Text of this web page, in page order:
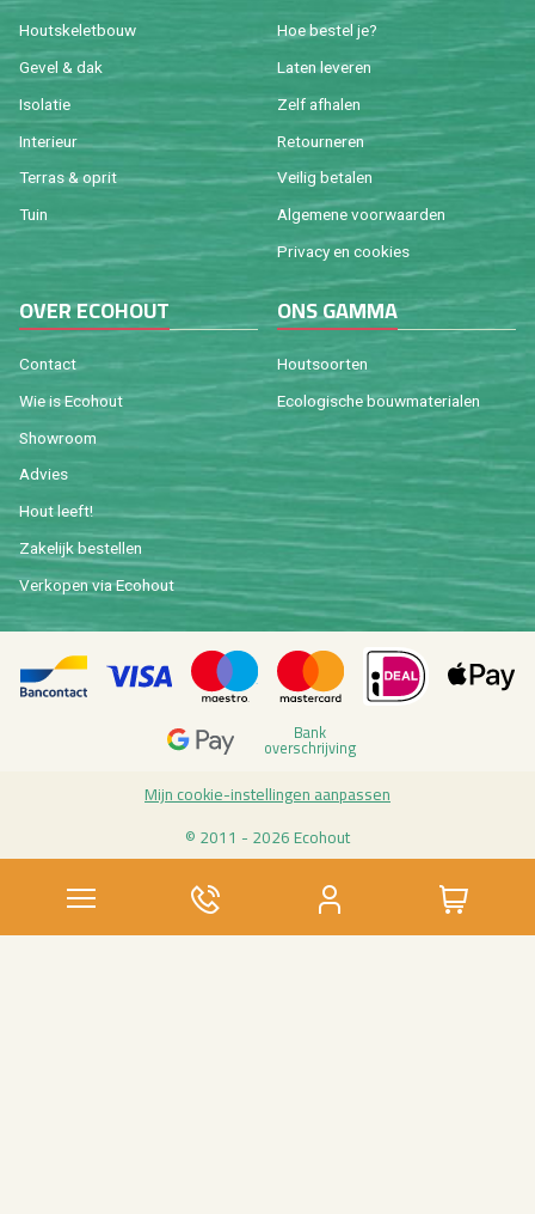
Houtske­let­bouw
Gevel & dak
Iso­la­tie
In­te­ri­eur
Ter­ras & oprit
Tuin
Hoe be­stel je?
Laten le­ve­ren
Zelf af­ha­len
Re­tour­ne­ren
Vei­lig be­ta­len
Al­ge­me­ne voor­waar­den
Pri­va­cy en coo­kies
OVER ECO­HOUT
Con­tact
Wie is Eco­hout
Show­room
Ad­vies
Hout leeft!
Za­ke­lijk be­stel­len
Ver­ko­pen via Eco­hout
ONS GAMMA
Hout­soor­ten
Eco­lo­gi­sche bouw­ma­te­ri­a­len
Bank
over­schrij­ving
Mijn coo­kie-in­stel­lin­gen aan­pas­sen
© 2011 - 2026 Eco­hout